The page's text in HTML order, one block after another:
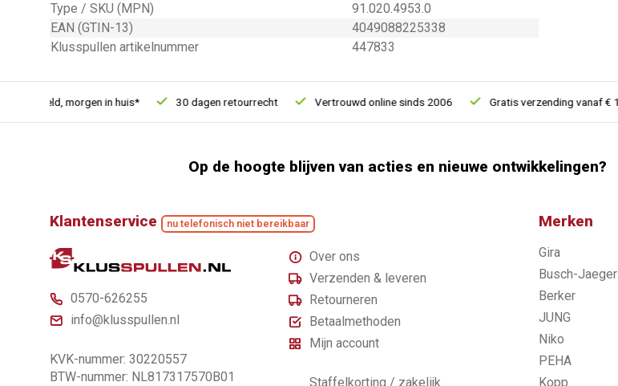
Type / SKU (MPN)
91.020.4953.0
EAN (GTIN-13)
4049088225338
Klusspullen artikelnummer
447833
morgen in huis* 30 dagen retourrecht Vertrouwd online sinds 2006 Gratis verzending vanaf € 150
Op de hoogte blijven van acties en nieuwe ontwikkelingen?
Klantenservice nu telefonisch niet bereikbaar
0570-626255
info@klusspullen.nl
KVK-nummer: 30220557
BTW-nummer: NL817317570B01
Over ons
Verzenden & leveren
Retourneren
Betaalmethoden
Mijn account
Staffelkorting / zakelijk
Merken
Gira
Busch-Jaeger
Berker
JUNG
Niko
PEHA
Kopp